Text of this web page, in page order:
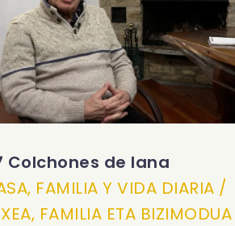
Colchones de lana
FAMILIA Y VIDA DIARIA /
FAMILIA ETA BIZIMODUA